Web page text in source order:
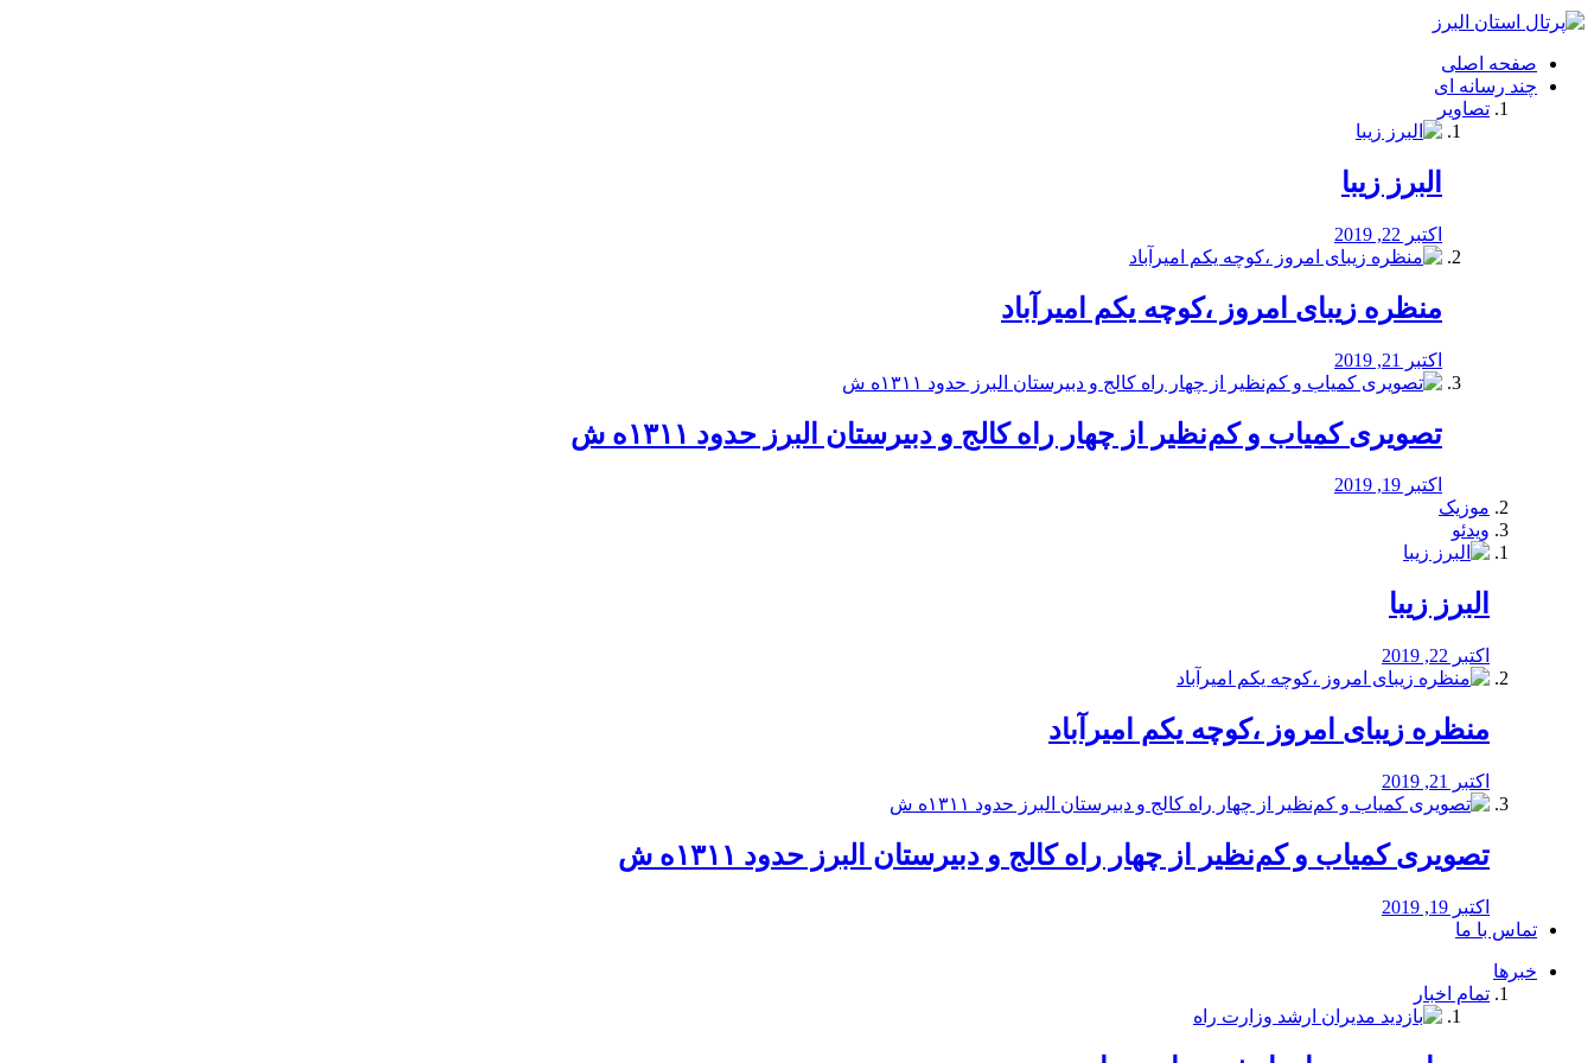
فصد
شرق
تهران
خشکشویی
صفحه اصلی
چند رسانه ای
تصاویر
البرز زیبا
اکتبر 22, 2019
منظره‌‌ زیبای امروز ،کوچه یکم امیرآباد
اکتبر 21, 2019
️تصویری کمیاب و کم‌نظیر از چهار راه كالج و دبيرستان البرز حدود ۱۳۱۱ه ش
اکتبر 19, 2019
موزیک
ویدئو
البرز زیبا
اکتبر 22, 2019
منظره‌‌ زیبای امروز ،کوچه یکم امیرآباد
اکتبر 21, 2019
️تصویری کمیاب و کم‌نظیر از چهار راه كالج و دبيرستان البرز حدود ۱۳۱۱ه ش
اکتبر 19, 2019
تماس با ما
خبرها
تمام اخبار